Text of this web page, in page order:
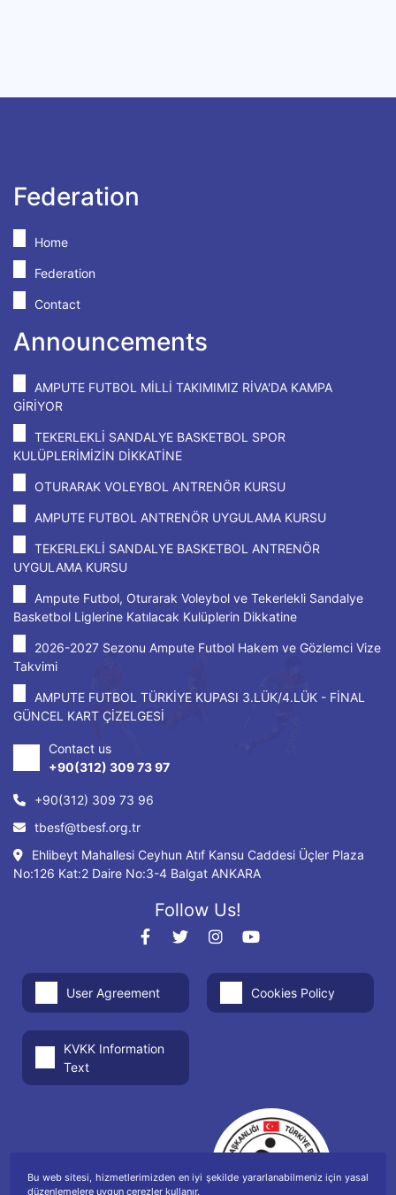
Federation
Home
Federation
Contact
Announcements
AMPUTE FUTBOL MİLLİ TAKIMIMIZ RİVA'DA KAMPA
GİRİYOR
TEKERLEKLİ SANDALYE BASKETBOL SPOR
KULÜPLERİMİZİN DİKKATİNE
OTURARAK VOLEYBOL ANTRENÖR KURSU
AMPUTE FUTBOL ANTRENÖR UYGULAMA KURSU
TEKERLEKLİ SANDALYE BASKETBOL ANTRENÖR
UYGULAMA KURSU
Ampute Futbol, Oturarak Voleybol ve Tekerlekli Sandalye
Basketbol Liglerine Katılacak Kulüplerin Dikkatine
2026-2027 Sezonu Ampute Futbol Hakem ve Gözlemci Vize
Takvimi
AMPUTE FUTBOL TÜRKİYE KUPASI 3.LÜK/4.LÜK - FİNAL
GÜNCEL KART ÇİZELGESİ
Contact us
+90(312) 309 73 97
+90(312) 309 73 96
tbesf@tbesf.org.tr
Ehlibeyt Mahallesi Ceyhun Atıf Kansu Caddesi Üçler Plaza
No:126 Kat:2 Daire No:3-4 Balgat ANKARA
Follow Us!
User Agreement Cookies Policy
KVKK Information
Text
Bu web sitesi, hizmetlerimizden en iyi şekilde yararlanabilmeniz için yasal
düzenlemelere uygun çerezler kullanır.